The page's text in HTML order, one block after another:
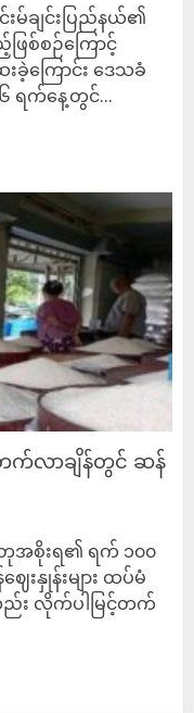
းမ်ချင်းပြည်နယ်၏
ြစ်စဉ်ကြောင့်
ခဲ့ကြောင်း ဒေသခံ
ရက်နေ့တွင်...
တက်လာချိန်တွင် ဆန်
အစိုးရ၏ ရက် ၁၀၀
နှုန်းများ ထပ်မံ
ည်း လိုက်ပါမြင့်တက်